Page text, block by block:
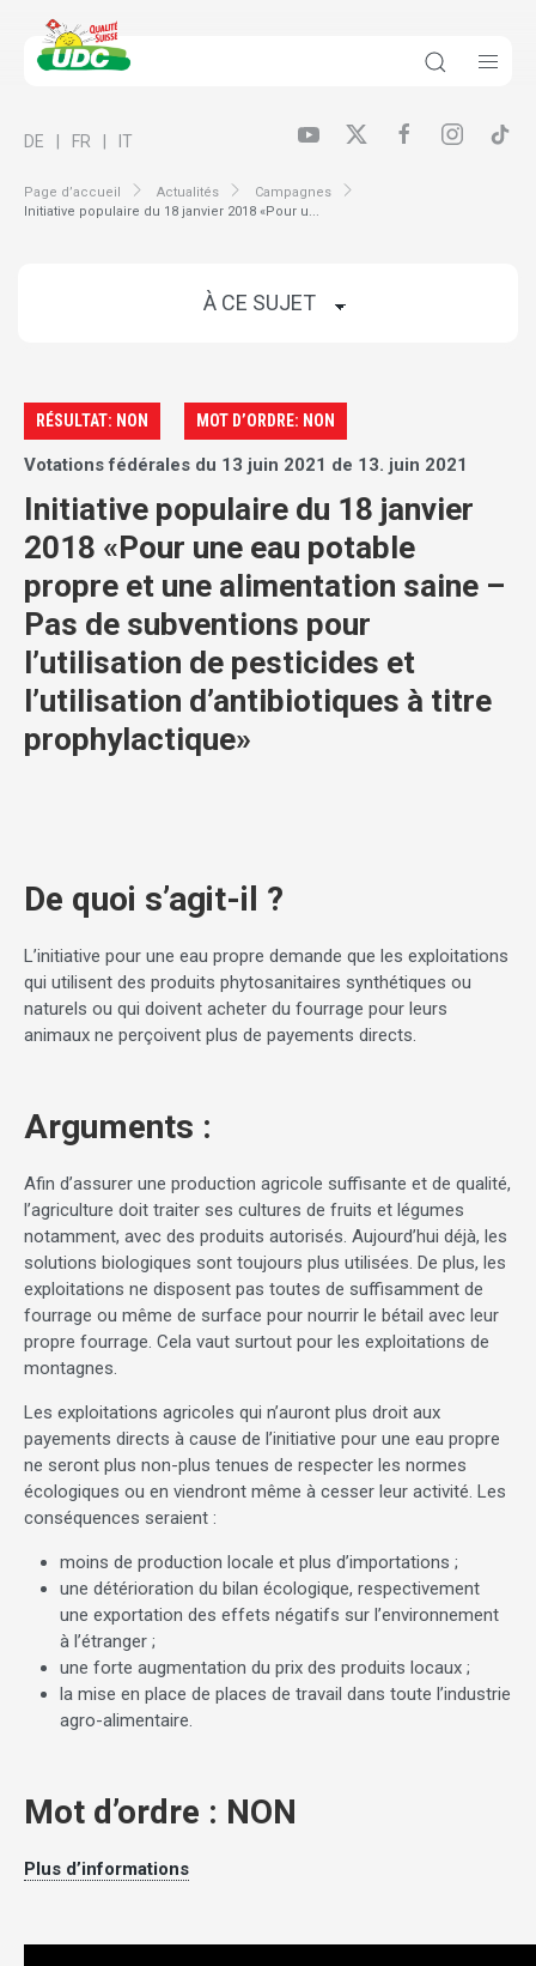
Page d’accueil Actualités
Campagnes
Initiative populaire du 18 janvier 2018 «Pour u...
DE FR IT
RÉSULTAT: NON MOT D’ORDRE: NON
Votations fédérales du 13 juin 2021 de 13. juin 2021
Initiative populaire du 18 janvier
2018 «Pour une eau potable
propre et une alimentation saine –
Pas de subventions pour
l’utilisation de pesticides et
l’utilisation d’antibiotiques à titre
prophylactique»
De quoi s’agit-il ?
L’initiative pour une eau propre demande que les exploitations
qui utilisent des produits phytosanitaires synthétiques ou
naturels ou qui doivent acheter du fourrage pour leurs
animaux ne perçoivent plus de payements directs.
Arguments :
Afin d’assurer une production agricole suffisante et de qualité,
l’agriculture doit traiter ses cultures de fruits et légumes
notamment, avec des produits autorisés. Aujourd’hui déjà, les
solutions biologiques sont toujours plus utilisées. De plus, les
exploitations ne disposent pas toutes de suffisamment de
fourrage ou même de surface pour nourrir le bétail avec leur
propre fourrage. Cela vaut surtout pour les exploitations de
montagnes.
Les exploitations agricoles qui n’auront plus droit aux
payements directs à cause de l’initiative pour une eau propre
ne seront plus non-plus tenues de respecter les normes
écologiques ou en viendront même à cesser leur activité. Les
conséquences seraient :
moins de production locale et plus d’importations ;
une détérioration du bilan écologique, respectivement
une exportation des effets négatifs sur l’environnement
à l’étranger ;
une forte augmentation du prix des produits locaux ;
la mise en place de places de travail dans toute l’industrie
agro-alimentaire.
Mot d’ordre : NON
Plus d’informations